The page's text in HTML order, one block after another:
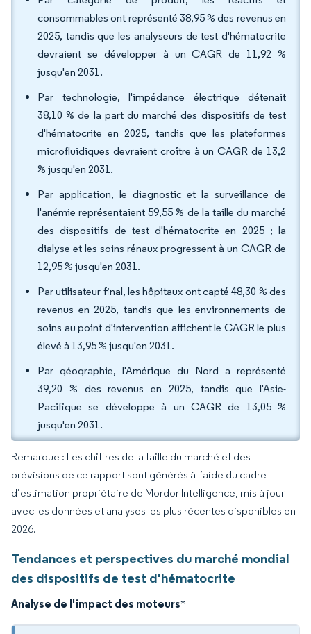
consommables ont représenté 38,95 % des revenus en
2025, tandis que les analyseurs de test d'hématocrite
devraient se développer à un CAGR de 11,92 %
jusqu'en 2031.
Par technologie, l'impédance électrique détenait
38,10 % de la part du marché des dispositifs de test
d'hématocrite en 2025, tandis que les plateformes
microfluidiques devraient croître à un CAGR de 13,2
% jusqu'en 2031.
Par application, le diagnostic et la surveillance de
l'anémie représentaient 59,55 % de la taille du marché
des dispositifs de test d'hématocrite en 2025 ; la
dialyse et les soins rénaux progressent à un CAGR de
12,95 % jusqu'en 2031.
Par utilisateur final, les hôpitaux ont capté 48,30 % des
revenus en 2025, tandis que les environnements de
soins au point d'intervention affichent le CAGR le plus
élevé à 13,95 % jusqu'en 2031.
Par géographie, l'Amérique du Nord a représenté
39,20 % des revenus en 2025, tandis que l'Asie-
Pacifique se développe à un CAGR de 13,05 %
jusqu'en 2031.
Remarque : Les chiffres de la taille du marché et des
prévisions de ce rapport sont générés à l’aide du cadre
d’estimation propriétaire de Mordor Intelligence, mis à jour
avec les données et analyses les plus récentes disponibles en
2026.
Tendances et perspectives du marché mondial
des dispositifs de test d'hématocrite
Analyse de l'impact des moteurs*